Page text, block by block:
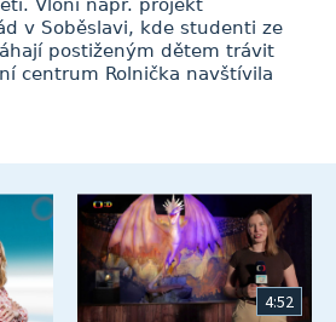
Vloni např. projekt
v Soběslavi, kde studenti ze
postiženým dětem trávit
centrum Rolnička navštívila
4:52